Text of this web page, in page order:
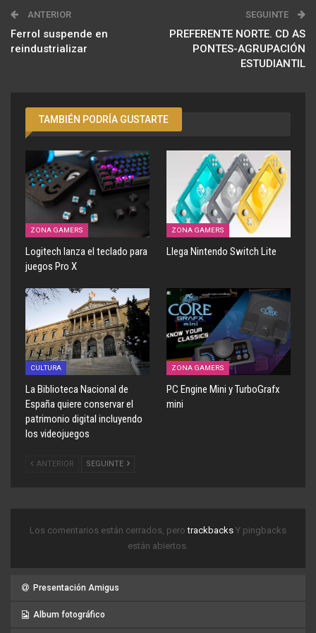
ANTERIOR
Ferrol suspende en
reindustrializar
SEGUINTE
PREFERENTE NORTE. CD AS
PONTES-AGRUPACIÓN
ESTUDIANTIL
TAMBIÉN PODRÍA GUSTARTE
ZONA GAMERS
Logitech lanza el teclado para
juegos Pro X
ZONA GAMERS
Llega Nintendo Switch Lite
CULTURA
La Biblioteca Nacional de
España quiere conservar el
patrimonio digital incluyendo
los videojuegos
ZONA GAMERS
PC Engine Mini y TurboGrafx
mini
ANTERIOR SEGUINTE
Los comentarios están cerrados, perotrackbacks Y pingbacks
están abiertos.
Presentación Amigus
Album fotográfico